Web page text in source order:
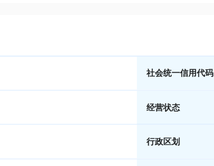
社会统一信用代码
经营状态
行政区划